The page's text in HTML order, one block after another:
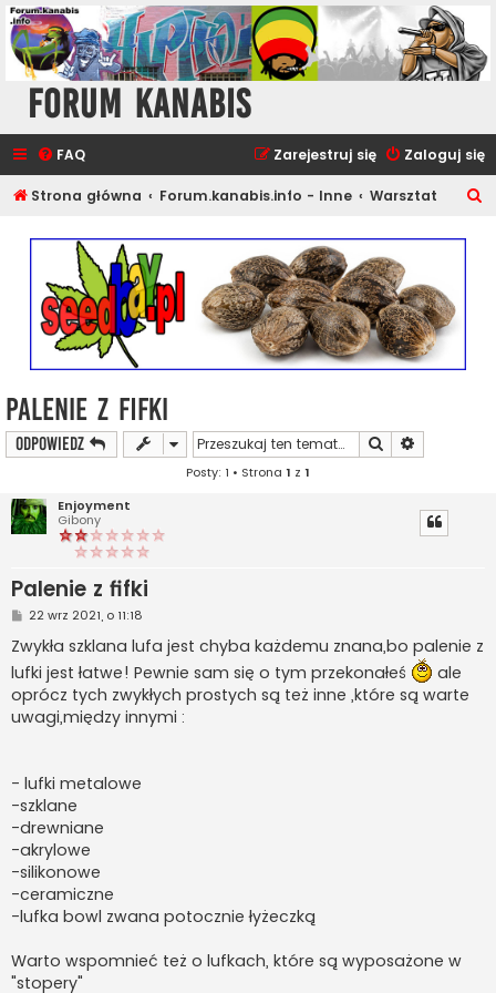
Forum Kanabis
FAQ Zaloguj się
Zarejestruj się
Strona główna Forum.kanabis.info - Inne Warsztat
Palenie z fifki
ODPOWIEDZ Szukaj
Posty: 1 • Strona 1 z 1
Enjoyment
Gibony
Palenie z fifki
P
s
t
22 wrz 2021, o 11:18
Zwykła szklana lufa jest chyba każdemu znana,bo palenie z
lufki jest łatwe! Pewnie sam się o tym przekonałeś
ale
oprócz tych zwykłych prostych są też inne ,które są warte
uwagi,między innymi :
- lufki metalowe
-szklane
-drewniane
-akrylowe
-silikonowe
-ceramiczne
-lufka bowl zwana potocznie łyżeczką
Warto wspomnieć też o lufkach, które są wyposażone w
"stopery"